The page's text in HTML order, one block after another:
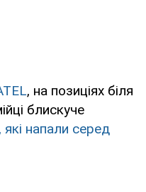
, на позиціях біля
блискуче
які напали серед